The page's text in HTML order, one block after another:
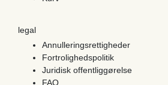
legal
Annulleringsrettigheder
Fortrolighedspolitik
Juridisk offentliggørelse
FAQ